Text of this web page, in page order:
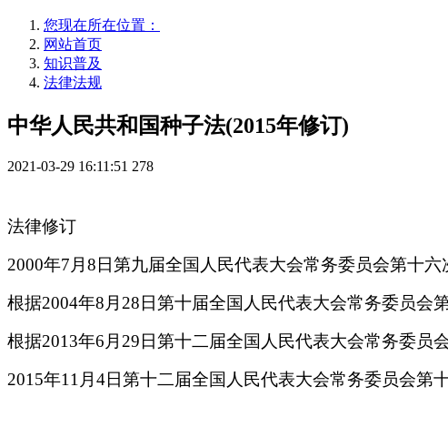
您现在所在位置：
网站首页
知识普及
法律法规
中华人民共和国种子法(2015年修订)
2021-03-29 16:11:51 278
法律修订
2000年7月8日第九届全国人民代表大会常务委员会第十六
根据2004年8月28日第十届全国人民代表大会常务委员
根据2013年6月29日第十二届全国人民代表大会常务委
2015年11月4日第十二届全国人民代表大会常务委员会第